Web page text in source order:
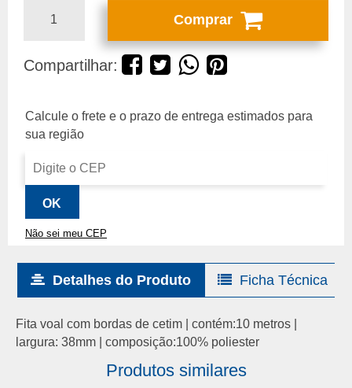
Comprar
Compartilhar:
Não sei meu CEP
Detalhes do Produto Ficha Técnica
Fita voal com bordas de cetim | contém:10 metros |
largura: 38mm | composição:100% poliester
Produtos similares